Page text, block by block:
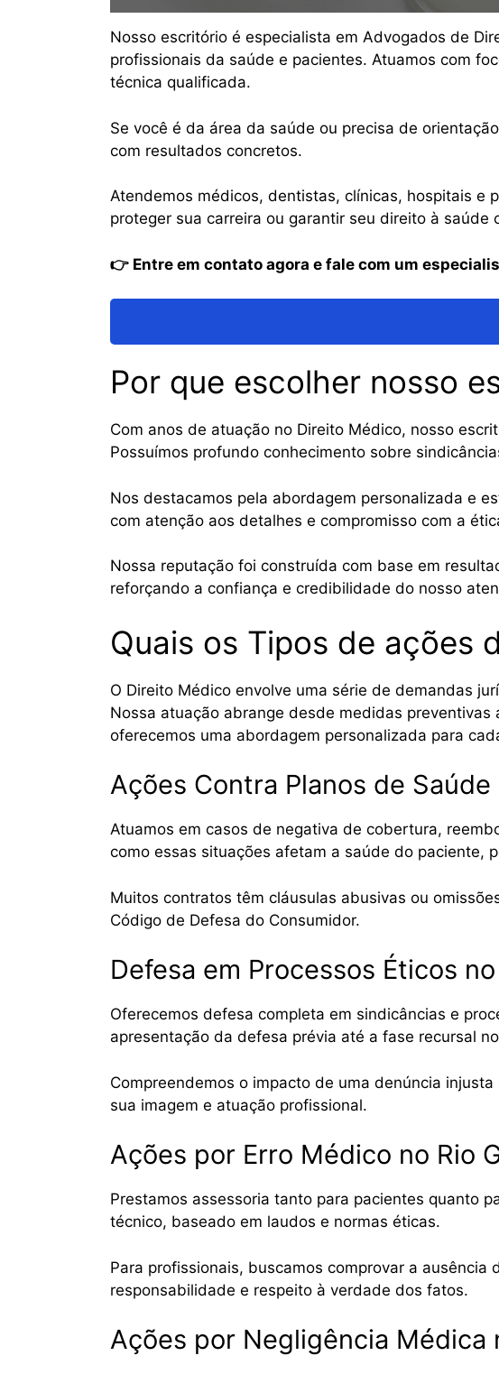
Nosso escritório é especialista em Advogados de
profissionais da saúde e pacientes. Atuamos com
técnica qualificada.
Se você é da área da saúde ou precisa de
com resultados concretos.
Atendemos médicos, dentistas, clínicas, hospitais e
proteger sua carreira ou garantir seu direito à saúde
👉 Entre em contato agora e fale com um
Por que escolher nosso
Com anos de atuação no Direito Médico, nosso
Possuímos profundo conhecimento sobre
Nos destacamos pela abordagem personalizada e
com atenção aos detalhes e compromisso com a
Nossa reputação foi construída com base em
reforçando a confiança e credibilidade do nosso
Quais os Tipos de ações
O Direito Médico envolve uma série de demandas
Nossa atuação abrange desde medidas
oferecemos uma abordagem personalizada para
Ações Contra Planos de
Atuamos em casos de negativa de cobertura,
como essas situações afetam a saúde do paciente,
Muitos contratos têm cláusulas abusivas ou
Código de Defesa do Consumidor.
Defesa em Processos Éticos
Oferecemos defesa completa em sindicâncias e
apresentação da defesa prévia até a fase recursal
Compreendemos o impacto de uma denúncia
sua imagem e atuação profissional.
Ações por Erro Médico no Rio
Prestamos assessoria tanto para pacientes quanto
técnico, baseado em laudos e normas éticas.
Para profissionais, buscamos comprovar a
responsabilidade e respeito à verdade dos fatos.
Ações por Negligência Médica